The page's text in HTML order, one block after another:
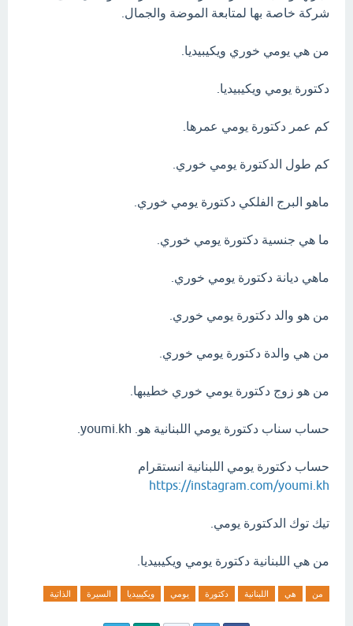
شركة خاصة بها لمتابعة الموضة والجمال.
من هي يومي خوري ويكيبيديا.
دكتورة يومي ويكيبيديا.
كم عمر دكتورة يومي عمرها.
كم طول الدكتورة يومي خوري.
ماهو البرج الفلكي دكتورة يومي خوري.
ما هي جنسية دكتورة يومي خوري.
ماهي ديانة دكتورة يومي خوري.
من هو والد دكتورة يومي خوري.
من هي والدة دكتورة يومي خوري.
من هو زوج دكتورة يومي خوري خطيبها.
حساب سناب دكتورة يومي اللبنانية هو. youmi.kh.
حساب دكتورة يومي اللبنانية انستقرام
https://instagram.com/youmi.kh
تيك توك الدكتورة يومي.
من هي اللبنانية دكتورة يومي ويكيبيديا.
من هي اللبنانية دكتورة يومي ويكيبيديا السيرة الذاتية